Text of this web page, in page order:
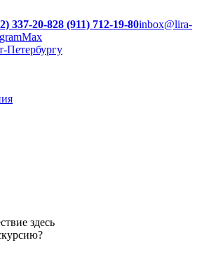
337-20-828 (911) 712-19-80inbox@lira-
Max
Петербургу
здесь